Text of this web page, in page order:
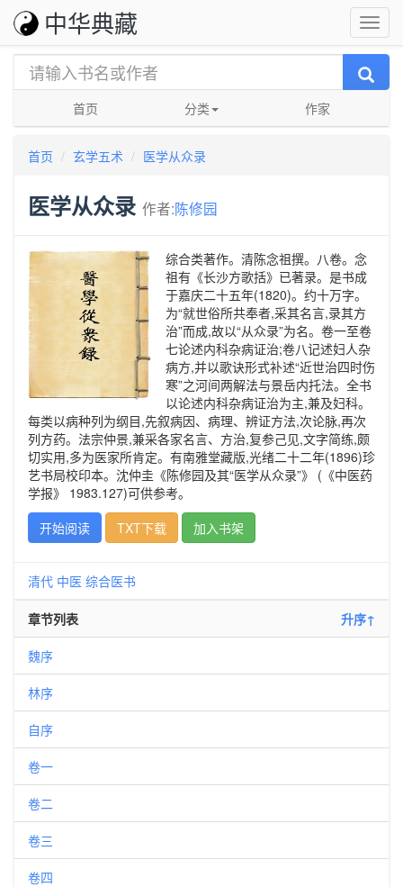
中华典藏
首页 分类 作家
首页 玄学五术 医学从众录
医学从众录 作者:陈修园
综合类著作。清陈念祖撰。八卷。念
祖有《长沙方歌括》已著录。是书成
于嘉庆二十五年(1820)。约十万字。
为“就世俗所共奉者,采其名言,录其方
治”而成,故以“从众录”为名。卷一至卷
七论述内科杂病证治;卷八记述妇人杂
病方,并以歌诀形式补述“近世治四时伤
寒”之河间两解法与景岳内托法。全书
以论述内科杂病证治为主,兼及妇科。
每类以病种列为纲目,先叙病因、病理、辨证方法,次论脉,再次
列方药。法宗仲景,兼采各家名言、方治,复参己见,文字简练,颇
切实用,多为医家所肯定。有南雅堂藏版,光绪二十二年(1896)珍
艺书局校印本。沈仲圭《陈修园及其“医学从众录”》 (《中医药
学报》 1983.127)可供参考。
开始阅读
TXT下载 加入书架
清代 中医 综合医书
章节列表 升序↑
魏序
林序
自序
卷一
卷二
卷三
卷四